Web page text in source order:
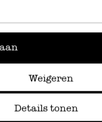
Weigeren
Details tonen
cm
dentelé,
7,95 €